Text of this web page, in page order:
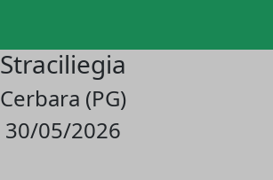
Straciliegia
Cerbara (PG)
30/05/2026